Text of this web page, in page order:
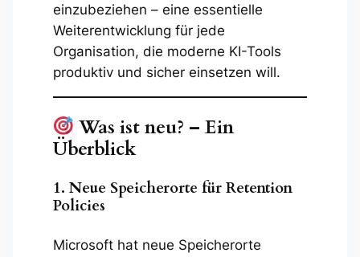
einzubeziehen – eine essentielle
Weiterentwicklung für jede
Organisation, die moderne KI-Tools
produktiv und sicher einsetzen will.
Was ist neu? – Ein
Überblick
1. Neue Speicherorte für Retention
Policies
Microsoft hat neue Speicherorte